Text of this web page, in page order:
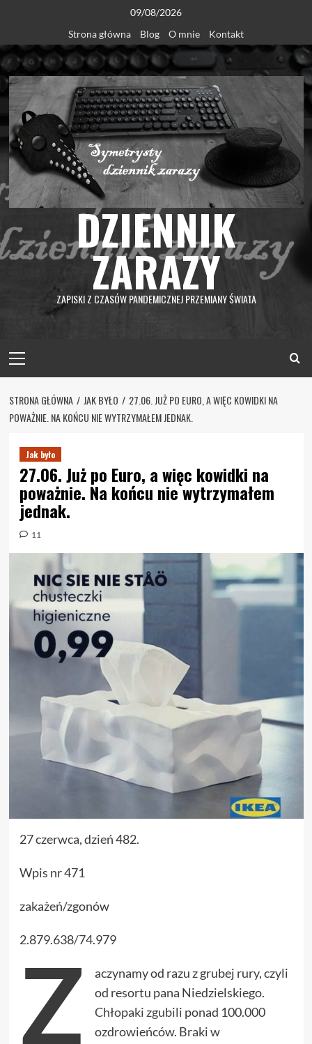
content
09/08/2026
Strona główna
Blog O mnie Kontakt
DZIENNIK
ZARAZY
ZAPISKI Z CZASÓW PANDEMICZNEJ PRZEMIANY ŚWIATA
Menu
STRONA GŁÓWNA JAK BYŁO
27.06. JUŻ PO EURO, A WIĘC KOWIDKI NA
POWAŻNIE. NA KOŃCU NIE WYTRZYMAŁEM JEDNAK.
Jak było
27.06. Już po Euro, a więc kowidki na
poważnie. Na końcu nie wytrzymałem
jednak.
11
27 czerwca, dzień 482.
Wpis nr 471
zakażeń/zgonów
2.879.638/74.979
Z
aczynamy od razu z grubej rury, czyli
od resortu pana Niedzielskiego.
Chłopaki zgubili ponad 100.000
ozdrowieńców. Braki w